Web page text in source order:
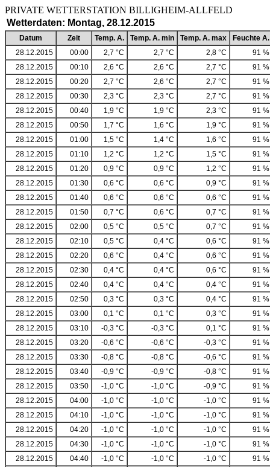
PRIVATE WETTERSTATION BILLIGHEIM-
Wetterdaten: Montag, 28.12.2015
Datum Zeit Temp. A. Temp. A. min Temp. A. max
Feuchte A.
28.12.2015
00:00 2,7 °C 2,7 °C 2,8 °C
91 %
28.12.2015
00:10 2,6 °C 2,6 °C 2,7 °C
91 %
28.12.2015
00:20 2,7 °C 2,6 °C 2,7 °C
91 %
28.12.2015
00:30 2,3 °C 2,3 °C 2,7 °C
91 %
28.12.2015
00:40 1,9 °C 1,9 °C 2,3 °C
91 %
28.12.2015
00:50 1,7 °C 1,6 °C 1,9 °C
91 %
28.12.2015
01:00 1,5 °C 1,4 °C 1,6 °C
91 %
28.12.2015
01:10 1,2 °C 1,2 °C 1,5 °C
91 %
28.12.2015
01:20 0,9 °C 0,9 °C 1,2 °C
91 %
28.12.2015
01:30 0,6 °C 0,6 °C 0,9 °C
91 %
28.12.2015
01:40 0,6 °C 0,6 °C 0,6 °C
91 %
28.12.2015
01:50 0,7 °C 0,6 °C 0,7 °C
91 %
28.12.2015
02:00 0,5 °C 0,5 °C 0,7 °C
91 %
28.12.2015
02:10 0,5 °C 0,4 °C 0,6 °C
91 %
28.12.2015
02:20 0,6 °C 0,4 °C 0,6 °C
91 %
28.12.2015
02:30 0,4 °C 0,4 °C 0,6 °C
91 %
28.12.2015
02:40 0,4 °C 0,4 °C 0,4 °C
91 %
28.12.2015
02:50 0,3 °C 0,3 °C 0,4 °C
91 %
28.12.2015
03:00 0,1 °C 0,1 °C 0,3 °C
91 %
28.12.2015
03:10 -0,3 °C -0,3 °C 0,1 °C
91 %
28.12.2015
03:20 -0,6 °C -0,6 °C -0,3 °C
91 %
28.12.2015
03:30 -0,8 °C -0,8 °C -0,6 °C
91 %
28.12.2015
03:40 -0,9 °C -0,9 °C -0,8 °C
91 %
28.12.2015
03:50 -1,0 °C -1,0 °C -0,9 °C
91 %
28.12.2015
04:00 -1,0 °C -1,0 °C -1,0 °C
91 %
28.12.2015
04:10 -1,0 °C -1,0 °C -1,0 °C
91 %
28.12.2015
04:20 -1,0 °C -1,0 °C -1,0 °C
91 %
28.12.2015
04:30 -1,0 °C -1,0 °C -1,0 °C
91 %
28.12.2015
04:40 -1,0 °C -1,0 °C -1,0 °C
91 %